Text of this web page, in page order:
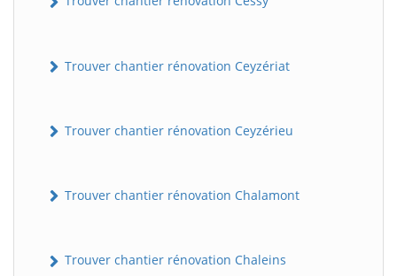
Trouver chantier rénovation Ceyzériat
Trouver chantier rénovation Ceyzérieu
Trouver chantier rénovation Chalamont
Trouver chantier rénovation Chaleins